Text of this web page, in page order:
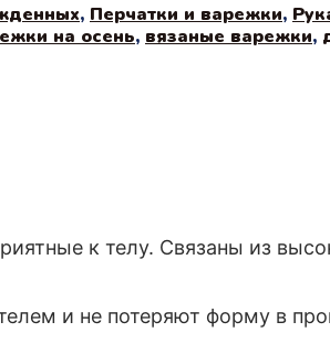
, Перчатки и варежки,
на осень, вязаные варежки,
к телу. Связаны из
и не потеряют форму в